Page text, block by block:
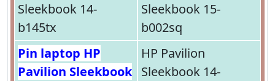
Sleekbook 14-
b145tx
Sleekbook 15-
b002sq
Pin laptop HP
Pavilion Sleekbook
HP Pavilion
Sleekbook 14-